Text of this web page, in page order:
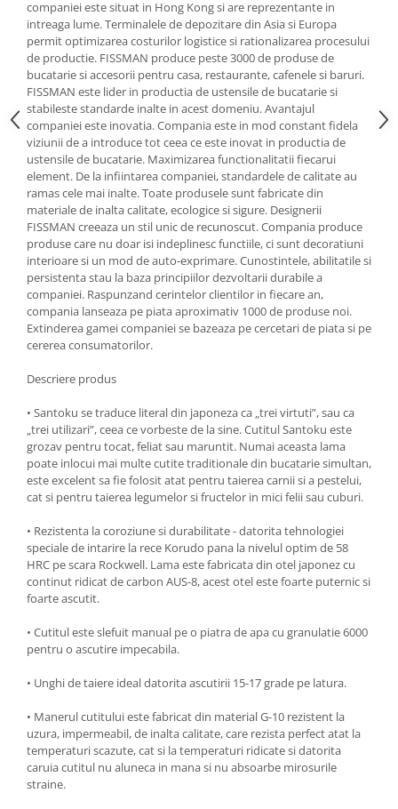
Oale si cratite
Tavi copt
Tigai
Vesela si tacamuri
Boluri
Farfurii
Scurgatoare vase
Seturi de tacamuri
Suporturi pentru tacamuri
Cani
Cesti
Pahare
Scrumiere
Seturi vesela
Suporturi farfurii
Suporturi pahare, cesti, cani
Ustensile cofetarie si patiserie
Ramekin
Tavi si forme prajituri
Aparate prajituri
Forme briose
Lumanari tort
Ornare, insiropare si decorare
prajituri
Portionatoare si feliatoare
Posuri si duiuri
Suporturi prajituri
Tavi detasabile
Tavi si forme fursecuri
Ustensile antiaderente
Ustensile de masura
companiei este situat in Hong Kong si are reprezentante in
intreaga lume. Terminalele de depozitare din Asia si Europa
permit optimizarea costurilor logistice si rationalizarea procesului
de productie. FISSMAN produce peste 3000 de produse de
bucatarie si accesorii pentru casa, restaurante, cafenele si baruri.
FISSMAN este lider in productia de ustensile de bucatarie si
stabileste standarde inalte in acest domeniu. Avantajul
companiei este inovatia. Compania este in mod constant fidela
viziunii de a introduce tot ceea ce este inovat in productia de
ustensile de bucatarie. Maximizarea functionalitatii fiecarui
element. De la infiintarea companiei, standardele de calitate au
ramas cele mai inalte. Toate produsele sunt fabricate din
materiale de inalta calitate, ecologice si sigure. Designerii
FISSMAN creeaza un stil unic de recunoscut. Compania produce
produse care nu doar isi indeplinesc functiile, ci sunt decoratiuni
interioare si un mod de auto-exprimare. Cunostintele, abilitatile si
persistenta stau la baza principiilor dezvoltarii durabile a
companiei. Raspunzand cerintelor clientilor in fiecare an,
compania lanseaza pe piata aproximativ 1000 de produse noi.
Extinderea gamei companiei se bazeaza pe cercetari de piata si pe
cererea consumatorilor.
Descriere produs
• Santoku se traduce literal din japoneza ca „trei virtuti”, sau ca
„trei utilizari”, ceea ce vorbeste de la sine. Cutitul Santoku este
grozav pentru tocat, feliat sau maruntit. Numai aceasta lama
poate inlocui mai multe cutite traditionale din bucatarie simultan,
este excelent sa fie folosit atat pentru taierea carnii si a pestelui,
cat si pentru taierea legumelor si fructelor in mici felii sau cuburi.
• Rezistenta la coroziune si durabilitate - datorita tehnologiei
speciale de intarire la rece Korudo pana la nivelul optim de 58
HRC pe scara Rockwell. Lama este fabricata din otel japonez cu
continut ridicat de carbon AUS-8, acest otel este foarte puternic si
foarte ascutit.
• Cutitul este slefuit manual pe o piatra de apa cu granulatie 6000
pentru o ascutire impecabila.
• Unghi de taiere ideal datorita ascutirii 15-17 grade pe latura.
• Manerul cutitului este fabricat din material G-10 rezistent la
uzura, impermeabil, de inalta calitate, care rezista perfect atat la
temperaturi scazute, cat si la temperaturi ridicate si datorita
caruia cutitul nu aluneca in mana si nu absoarbe mirosurile
straine.